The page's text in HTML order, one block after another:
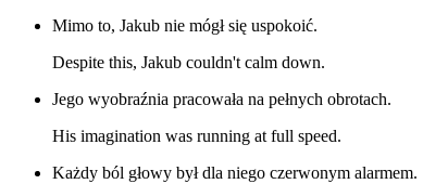
Mimo to, Jakub nie mógł się uspokoić.
Despite this, Jakub couldn't calm down.
Jego wyobraźnia pracowała na pełnych obrotach.
His imagination was running at full speed.
Każdy ból głowy był dla niego czerwonym alarmem.